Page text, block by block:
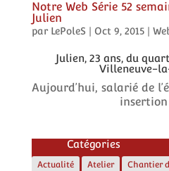
Notre Web Série 52
Julien
par LePoleS Oct 9, 2015|
Julien, 23 ans, du
Villeneuve-
Aujourd’hui, salarié de
Catégories
Actualité Atelier Chantier